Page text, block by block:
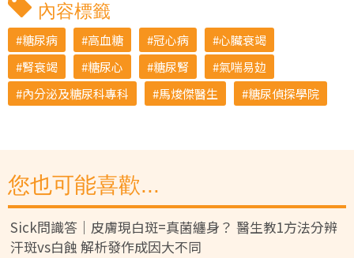
內容標籤
糖尿病 高血糖 冠心病
心臟衰竭
腎衰竭
糖尿心 糖尿腎
氣喘易攰
內分泌及糖尿科專科
馬焌傑醫生 糖尿偵探學院
您也可能喜歡...
Sick問識答｜皮膚現白斑=真菌纏身？ 醫生教1方法分辨
汗斑vs白蝕 解析發作成因大不同